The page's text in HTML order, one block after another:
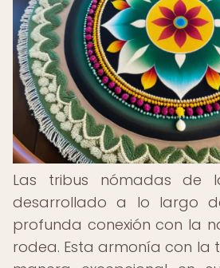
Las tribus nómadas de
desarrollado a lo largo
profunda conexión con la
rodea. Esta armonía con la